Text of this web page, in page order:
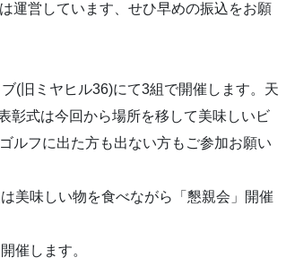
運営しています、せひ早めの振込をお願
(旧ミヤヒル36)にて3組で開催します。天
彰式は今回から場所を移して美味しいビ
ルフに出た方も出ない方もご参加お願い
美味しい物を食べながら「懇親会」開催
催します。